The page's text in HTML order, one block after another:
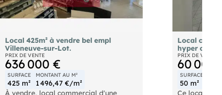
Local 425m² à vendre bel empl
Villeneuve-sur-Lot.
PRIX DE VENTE
636 000 €
SURFACE
425 m²
MONTANT AU M²
1 496,47 €/m²
À vendre, local commercial d'une
Local
hyper
PRIX DE VENTE
60 000
SURFACE
50 m²
Ce local